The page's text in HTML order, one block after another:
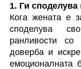
1. Ги споделува
Кога жената е
споделува
ранливости со
доверба и
емоционалната